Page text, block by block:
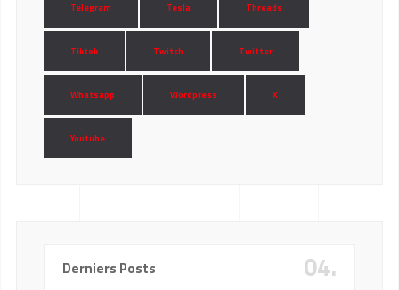
Telegram Tesla Threads
Tiktok Twitch Twitter
Whatsapp Wordpress X
Youtube
Derniers Posts 04.